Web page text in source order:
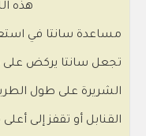
هذه
مساعدة سانتا في
تجعل سانتا يركض على
الشريرة على طول
القنابل أو تقفز إلى